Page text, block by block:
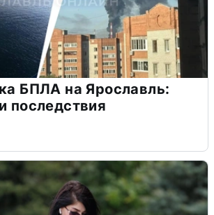
БПЛА на Ярославль:
последствия